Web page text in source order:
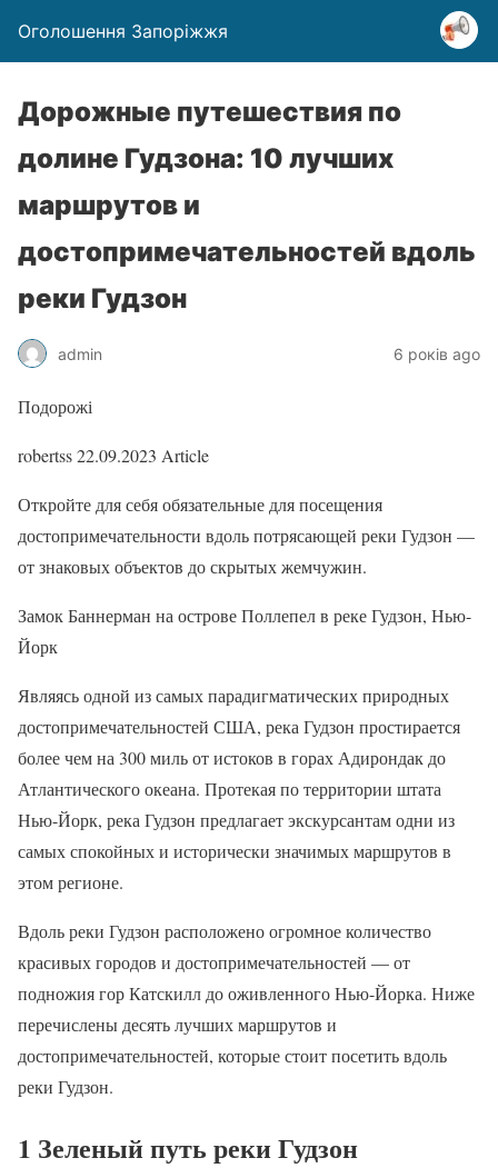
Оголошення Запоріжжя
Дорожные путешествия по
долине Гудзона: 10 лучших
маршрутов и
достопримечательностей вдоль
реки Гудзон
admin 6 років ago
Подорожі
robertss22.09.2023 Article
Откройте для себя обязательные для посещения
достопримечательности вдоль потрясающей реки Гудзон —
от знаковых объектов до скрытых жемчужин.
Замок Баннерман на острове Поллепел в реке Гудзон, Нью-
Йорк
Являясь одной из самых парадигматических природных
достопримечательностей США, река Гудзон простирается
более чем на 300 миль от истоков в горах Адирондак до
Атлантического океана. Протекая по территории штата
Нью-Йорк, река Гудзон предлагает экскурсантам одни из
самых спокойных и исторически значимых маршрутов в
этом регионе.
Вдоль реки Гудзон расположено огромное количество
красивых городов и достопримечательностей — от
подножия гор Катскилл до оживленного Нью-Йорка. Ниже
перечислены десять лучших маршрутов и
достопримечательностей, которые стоит посетить вдоль
реки Гудзон.
1 Зеленый путь реки Гудзон